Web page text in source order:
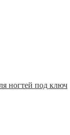
ногтей под ключ